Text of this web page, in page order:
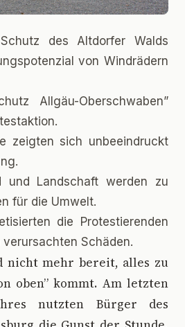
des Altdorfer Walds
von Windrädern
Allgäu-Oberschwaben”
zeigten sich unbeeindruckt
und Landschaft werden zu
für die Umwelt.
die Protestierenden
Schäden.
nicht mehr bereit, alles zu
oben” kommt. Am letzten
nutzten Bürger des